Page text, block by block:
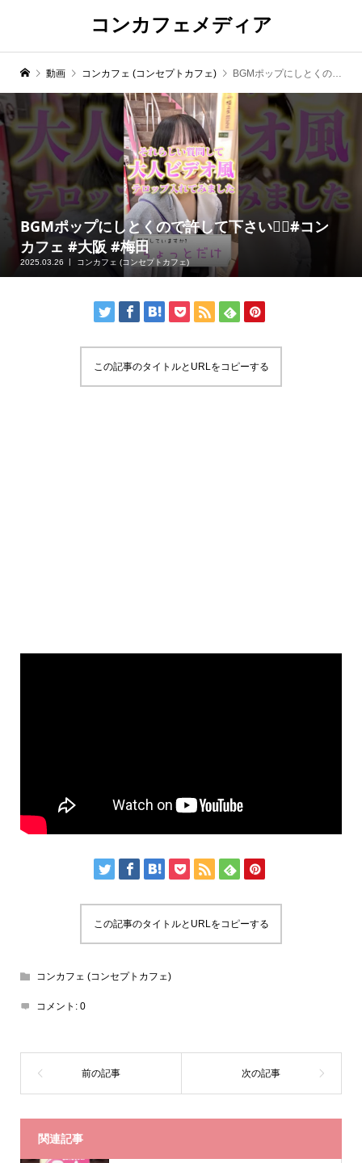
コンカフェメディア
動画 コンカフェ (コンセプトカフェ) BGMポップにしとくので許して下さい🙇‍♂️#コンカフェ #大阪 #梅田
BGMポップにしとくので許して下さい🙇‍♂️#コン
カフェ #大阪 #梅田
2025.03.26 コンカフェ (コンセプトカフェ)
この記事のタイトルとURLをコピーする
この記事のタイトルとURLをコピーする
コンカフェ (コンセプトカフェ)
コメント: 0
関連記事